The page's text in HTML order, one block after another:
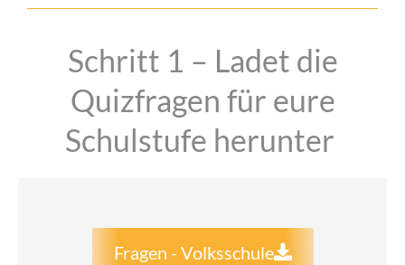
Schritt 1 – Ladet die
Quizfragen für eure
Schulstufe herunter
Fragen - Volksschule